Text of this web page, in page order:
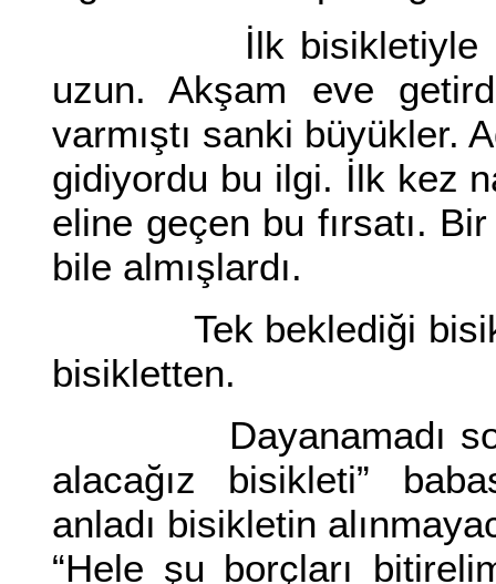
İlk bisikletiyle
uzun. Akşam eve
varmıştı sanki büyükler.
gidiyordu bu ilgi. İlk kez
eline geçen bu fırsatı.
bile almışlardı.
Tek beklediği
bisikletten.
Dayanamadı
alacağız bisikleti”
anladı bisikletin
“Hele şu borçları